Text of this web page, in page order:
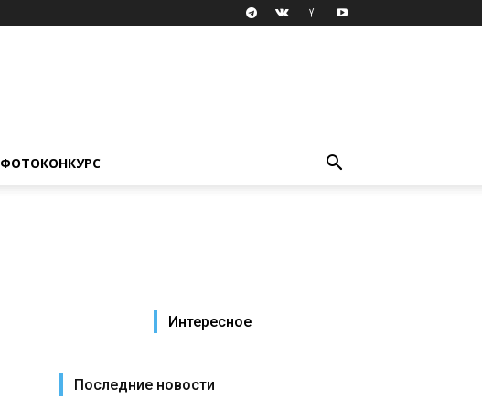
ФОТОКОНКУРС
Интересное
Последние новости